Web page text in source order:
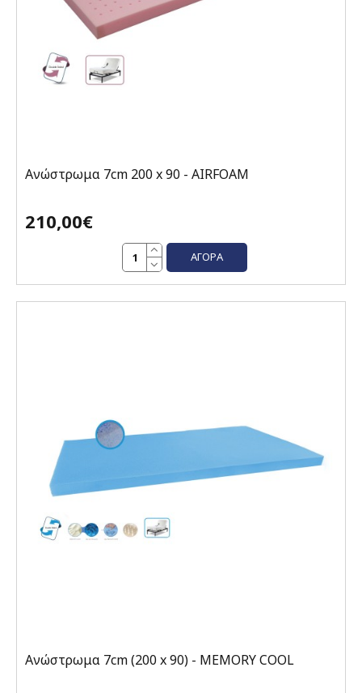
Ανώστρωμα 7cm 200 x 90 - AIRFOAM
210,00€
ΑΓΟΡΆ
Ανώστρωμα 7cm (200 x 90) - MEMORY COOL